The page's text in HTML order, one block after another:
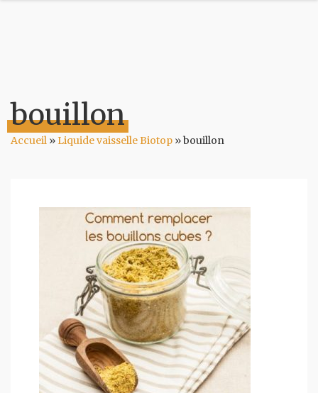
bouillon
Accueil » Liquide vaisselle Biotop »bouillon